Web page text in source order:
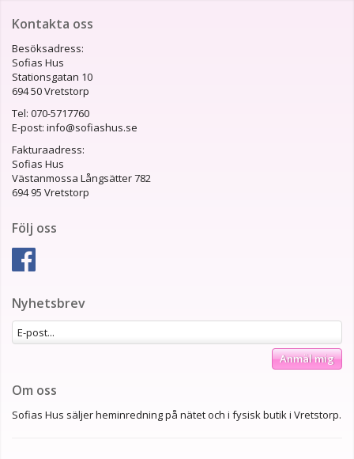
Kontakta oss
Besöksadress:
Sofias Hus
Stationsgatan 10
694 50 Vretstorp
Tel: 070-5717760
E-post: info@sofiashus.se
Fakturaadress:
Sofias Hus
Västanmossa Långsätter 782
694 95 Vretstorp
Följ oss
Nyhetsbrev
Anmäl mig
Om oss
Sofias Hus säljer heminredning på nätet och i fysisk butik i Vretstorp.